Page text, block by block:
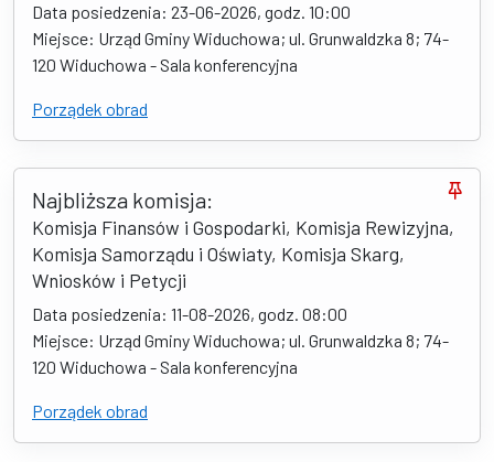
Data posiedzenia: 23-06-2026, godz. 10:00
Miejsce: Urząd Gminy Widuchowa; ul. Grunwaldzka 8; 74-
120 Widuchowa - Sala konferencyjna
Porządek obrad
Najbliższa komisja:
Komisja Finansów i Gospodarki, Komisja Rewizyjna,
Komisja Samorządu i Oświaty, Komisja Skarg,
Wniosków i Petycji
Data posiedzenia: 11-08-2026, godz. 08:00
Miejsce: Urząd Gminy Widuchowa; ul. Grunwaldzka 8; 74-
120 Widuchowa - Sala konferencyjna
Porządek obrad